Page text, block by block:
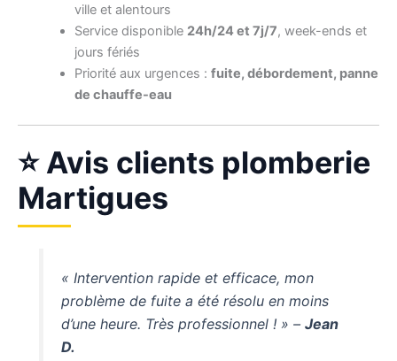
ville et alentours
Service disponible 24h/24 et 7j/7, week-ends et
jours fériés
Priorité aux urgences : fuite, débordement, panne
de chauffe-eau
⭐ Avis clients plomberie
Martigues
« Intervention rapide et efficace, mon
problème de fuite a été résolu en moins
d’une heure. Très professionnel ! » –Jean
D.